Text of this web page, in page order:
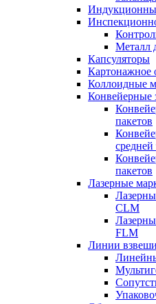
Металл
Капсуляторы
Картонажное
Коллоидные
Конвейерные
пакетов
средней
пакетов
Лазерные
CLM
FLM
Линии